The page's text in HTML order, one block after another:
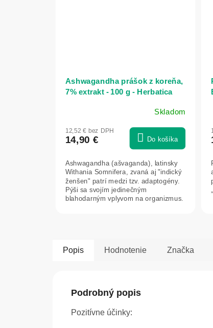
Ashwagandha prášok z koreňa,
7% extrakt - 100 g - Herbatica
produktu
z
5
hviezdičiek.
Skladom
12,52 € bez DPH
14,90 € Do košíka
Ashwagandha (ašvaganda), latinsky
Withania Somnifera, zvaná aj "indický
ženšen" patrí medzi tzv. adaptogény.
Pýši sa svojím jedinečným
blahodarným vplyvom na organizmus.
Popis Hodnotenie Značka
Podrobný popis
Pozitívne účinky: